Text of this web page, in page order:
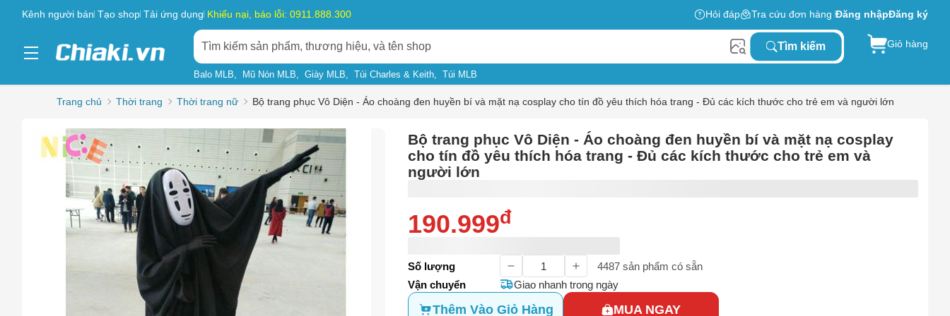
Kênh người bán Tạo shop Tải ứng dụng Khiếu nại, báo lỗi: 0911.888.300 Hỏi đáp Tra cứu đơn hàng Đăng nhậpĐăng ký
Tìm kiếm
Balo MLB Mũ Nón MLB Giày MLB Túi Charles & Keith Túi MLB
Giỏ hàng
Trang chủ Thời trang Thời trang nữ Bộ trang phục Vô Diện - Áo choàng đen huyền bí và mặt nạ cosplay cho tín đồ yêu thích hóa trang - Đủ các kích thước cho trẻ em và người lớn
Bộ trang phục Vô Diện - Áo choàng đen huyền bí và mặt nạ cosplay
cho tín đồ yêu thích hóa trang - Đủ các kích thước cho trẻ em và
người lớn
190.999đ
Số lượng 4487 sản phẩm có sẵn
Vận chuyển
Giao nhanh trong ngày
Thêm Vào Giỏ Hàng MUA NGAY
Chọn lý do
Sản phẩm có dấu hiệu lừa đảo
Bạn gặp vấn đề vềSản phẩmhayMua hàng?